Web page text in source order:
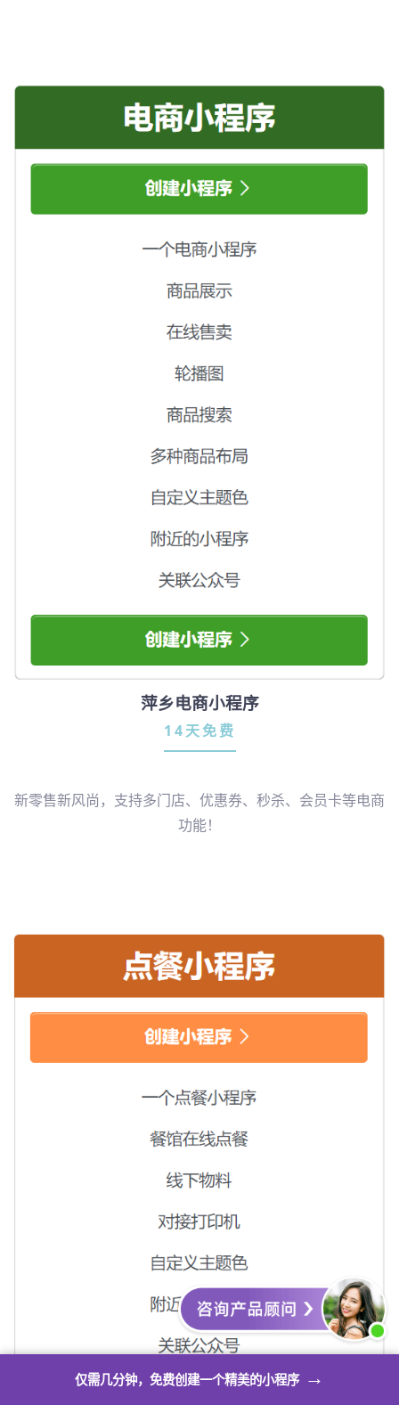
仅需几分钟，免费创建一个精美的小程序→
萍乡电商小程序
14天免费
新零售新风尚，支持多门店、优惠券、秒杀、会员卡等电商
功能！